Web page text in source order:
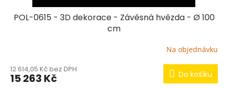
POL-0615 - 3D dekorace - Závěsná hvězda - Ø 100
cm
Na objednávku
12 614,05 Kč bez DPH
15 263 Kč Do košíku